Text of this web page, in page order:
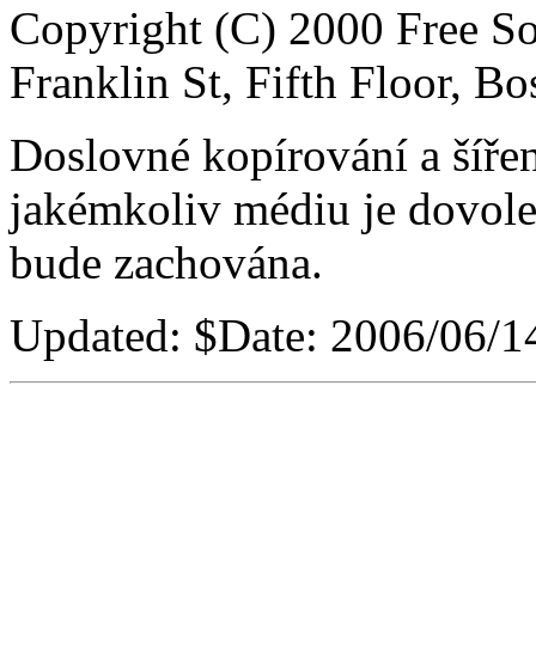
Copyright (C) 2000 Free
Franklin St, Fifth Floor,
Doslovné kopírování a
jakémkoliv médiu je
bude zachována.
Updated: $Date: 2006/06/